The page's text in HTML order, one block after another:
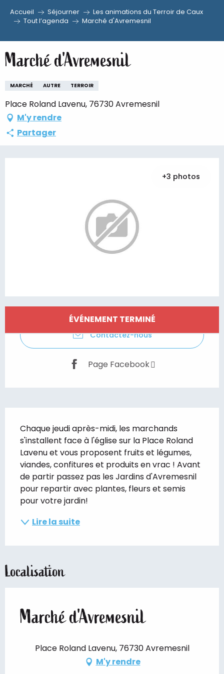
Aller
principal
Accueil Séjourner
Les animations du Terroir de Caux
Tout l’agenda
Marché d'Avremesnil
Marché d'Avremesnil
MARCHÉ AUTRE TERROIR
Place Roland Lavenu, 76730 Avremesnil
M'y rendre
Partager
+3 photos
Ouverture et coordonnéesÉVÉNEMENT TERMINÉ
Contactez-nous
Page Facebook
Chaque jeudi après-midi, les marchands
s'installent face à l'église sur la Place Roland
Lavenu et vous proposent fruits et légumes,
viandes, confitures et produits en vrac ! Avant
de partir passez pas les Jardins d'Avremesnil
pour repartir avec plantes, fleurs et semis
pour votre jardin!
Lire la suite
Localisation
Marché d'Avremesnil
Place Roland Lavenu, 76730 Avremesnil
M'y rendre